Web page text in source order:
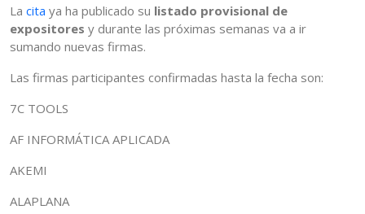
La cita ya ha publicado su listado provisional de
expositores y durante las próximas semanas va a ir
sumando nuevas firmas.
Las firmas participantes confirmadas hasta la fecha son:
7C TOOLS
AF INFORMÁTICA APLICADA
AKEMI
ALAPLANA